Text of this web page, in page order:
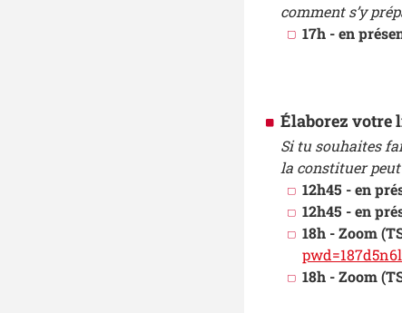
comment s’y
17h - en
Élaborez votre
Si tu souhaites
la constituer
12h45 - en
12h45 - en
18h - Zoom
18h - Zoom